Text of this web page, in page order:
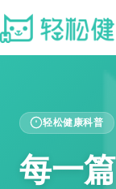
轻松健康科普
每一